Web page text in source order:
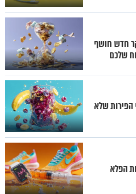
חדש חושף
שלכם
הפירות שלא
הפלא